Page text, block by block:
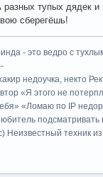
разных тупых дядек
сберегёшь!
- это ведро с
недоучка, некто
«Я этого не
«Ломаю по IP
подсматривать
Неизвестный техник